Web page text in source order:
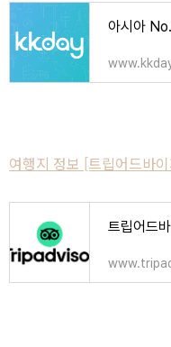
아시아
여행지 정보 [트립어드바